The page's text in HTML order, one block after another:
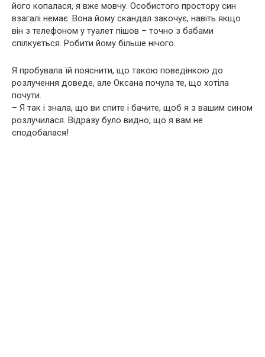
його копалася, я вже мовчу. Особистого простору син
взагалі немає. Вона йому скандал закочує, навіть якщо
він з телефоном у туалет пішов – точно з бабами
спілкується. Робити йому більше нічого.
Я пробувала їй пояснити, що такою поведінкою до
розлучення доведе, але Оксана почула те, що хотіла
почути.
– Я так і знала, що ви спите і бачите, щоб я з вашим сином
розлучилася. Відразу було видно, що я вам не
сподобалася!